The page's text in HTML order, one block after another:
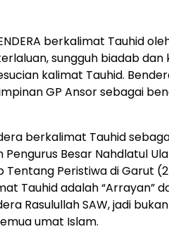
berkalimat Tauhid
sungguh biadab dan
kalimat Tauhid.
GP Ansor sebagai
berkalimat Tauhid
Pengurus Besar Nahdlatul
Tentang Peristiwa di Garut
Tauhid adalah “Arrayan”
Rasulullah SAW, jadi
umat Islam.